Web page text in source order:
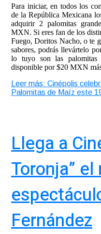
Para iniciar, en todos los
de la República Mexicana
adquirir 2 palomitas
MXN. Si eres fan de los
Fuego, Doritos Nacho, o te
sabores, podrás llevártelo
lo tuyo son las palomitas
disponible por $20 MXN
Leer más: Cinépolis
Palomitas de Maíz este
Llega a
Toronja” el
Fernández